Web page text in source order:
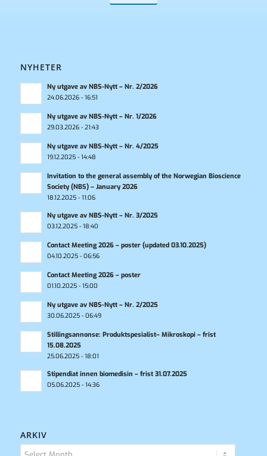
NYHETER
Ny utgave av NBS-Nytt – Nr. 2/2026
24.06.2026 - 16:51
Ny utgave av NBS-Nytt – Nr. 1/2026
29.03.2026 - 21:43
Ny utgave av NBS-Nytt – Nr. 4/2025
19.12.2025 - 14:48
Invitation to the general assembly of the Norwegian Bioscience
Society (NBS) – January 2026
18.12.2025 - 11:06
Ny utgave av NBS-Nytt – Nr. 3/2025
03.12.2025 - 18:40
Contact Meeting 2026 – poster (updated 03.10.2025)
04.10.2025 - 06:56
Contact Meeting 2026 – poster
01.10.2025 - 15:00
Ny utgave av NBS-Nytt – Nr. 2/2025
30.06.2025 - 06:49
Stillingsannonse: Produktspesialist– Mikroskopi – frist
15.08.2025
25.06.2025 - 18:01
Stipendiat innen biomedisin – frist 31.07.2025
05.06.2025 - 14:36
ARKIV